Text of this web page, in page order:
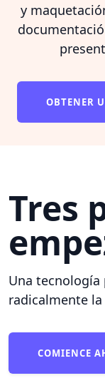
y
OBTENER
Tres
Una
radicalmente
COMIENCE